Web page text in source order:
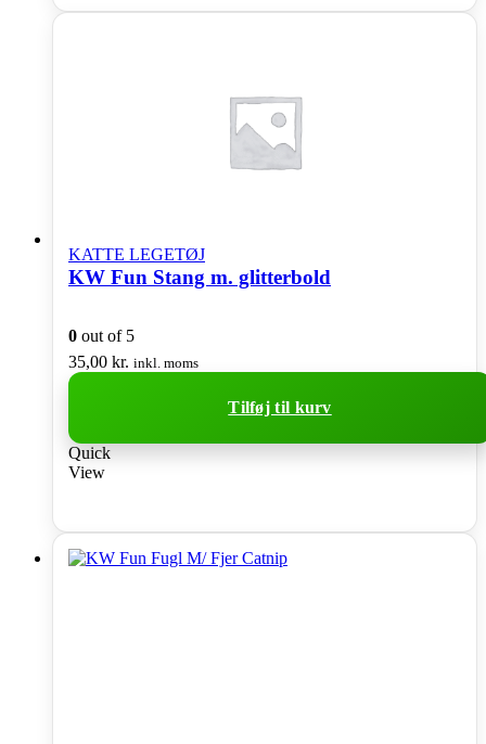
KATTE LEGETØJ
KW Fun Stang m. glitterbold
0 out of 5
35,00 kr. inkl. moms
Tilføj til kurv
Quick
View